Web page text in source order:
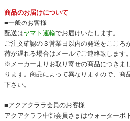
商品のお届けについて
■一般のお客様
配送はヤマト運輸でお届けいたします。
ご注文確認の３営業日以内の発送をこころ
荷が遅れる場合はメールでご連絡致します。
※メーカーよりお取り寄せの商品につきま
ります。商品によって異なりますので、商
下さい。
■アクアクララ会員のお客様
アクアクララ中部会員さまはウォーターボ